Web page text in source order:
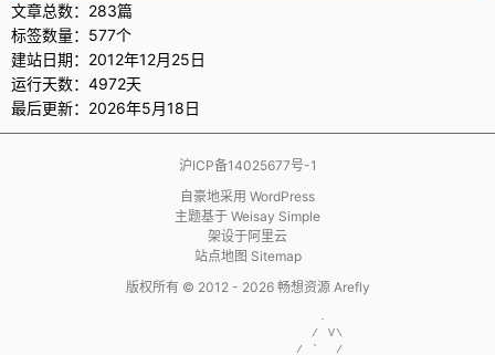
文章总数：283篇
标签数量：577个
建站日期：2012年12月25日
运行天数：4972天
最后更新：2026年5月18日
沪ICP备14025677号-1
自豪地采用 WordPress
主题基于 Weisay Simple
架设于阿里云
站点地图 Sitemap
版权所有 © 2012 - 2026 畅想资源 Arefly
                     .
                    / V\
                  / `  /